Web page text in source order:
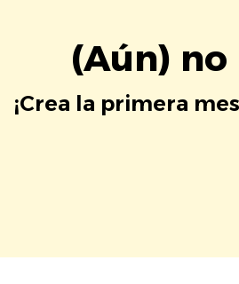
(Aún)
¡Crea la primera